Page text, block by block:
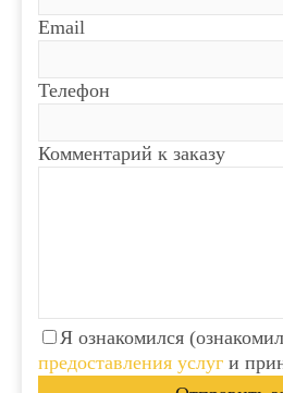
Email
Телефон
Комментарий к заказу
Я ознакомился
предоставления услуг и